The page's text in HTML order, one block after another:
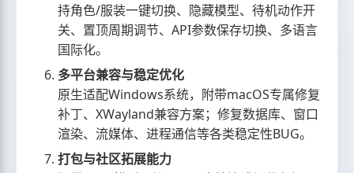
持角色/服装一键切换、隐藏模型、待机动作开
关、置顶周期调节、API参数保存切换、多语言
国际化。
多平台兼容与稳定优化
原生适配Windows系统，附带macOS专属修复
补丁、XWayland兼容方案；修复数据库、窗口
渲染、流媒体、进程通信等各类稳定性BUG。
打包与社区拓展能力